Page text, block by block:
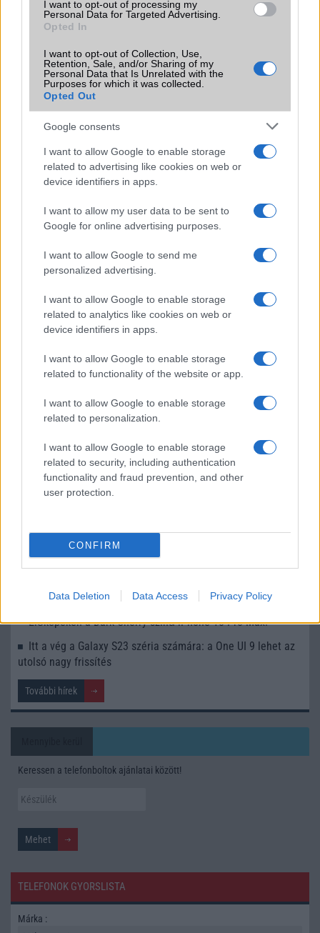
I want to opt-out of processing my
Personal Data for Targeted Advertising.
Opted In
I want to opt-out of Collection, Use,
Retention, Sale, and/or Sharing of my
Personal Data that Is Unrelated with the
Purposes for which it was collected.
Opted Out
Google consents
I want to allow Google to enable storage
related to advertising like cookies on web or
device identifiers in apps.
I want to allow my user data to be sent to
Google for online advertising purposes.
I want to allow Google to send me
personalized advertising.
I want to allow Google to enable storage
related to analytics like cookies on web or
device identifiers in apps.
I want to allow Google to enable storage
related to functionality of the website or app.
I want to allow Google to enable storage
related to personalization.
I want to allow Google to enable storage
related to security, including authentication
functionality and fraud prevention, and other
user protection.
CONFIRM
Data Deletion Data Access Privacy Policy
KAPCSOLÓDÓ HÍREK
Exkluzív: a Samsung Galaxy S24 FE nagyobb kijelzővel és
akkumulátorral rendelkezik majd, mint elődje
Nem kap Qualcomm processzort a Samsung Galaxy S24 FE
Először látható élő képen a Samsung Galaxy S24 FE
Szinte minden részlet kiderült a Samsung új, megfizethető
csúcsmobiljáról
Samsung Galaxy S24 FE: friss részletek és árak!
Újabb Samsung Galaxy S24 FE kicsomagolási videó
bukkant fel
További hírek
LEGOLVASOTTABBAK
Számos népszerű Samsung Galaxy készülék kimarad a One
UI 9 frissítésből – itt a lista az érintett modellekről
Apple az új csúcsmobilokról
Az Android rejtett automatizmusai: hat funkció, amely
észrevétlenül könnyíti meg a mindennapokat
mobilhasználatot – sokan mégsem tudnak róla
Nem biztos, hogy érdemes kivárni az iPhone 18 Prot
kamerás funkcióját
Élőképeken a Dark Cherry színű iPhone 18 Pro Max!
Itt a vég a Galaxy S23 széria számára: a One UI 9 lehet az
utolsó nagy frissítés
További hírek
Keressen a telefonboltok ajánlatai között!
TELEFONOK GYORSLISTA
Márka :